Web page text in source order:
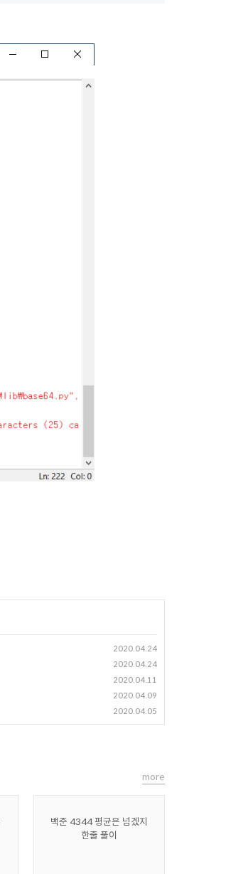
2020.04.24
2020.04.24
2020.04.11
2020.04.09
2020.04.05
백준 4344 평균은 넘겠지
한줄 풀이
more